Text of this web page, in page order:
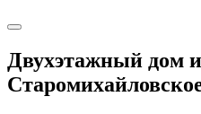
Двухэтажный дом